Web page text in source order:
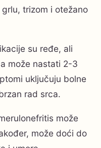
trizom i otežano
su ređe, ali
može nastati 2-3
uključuju bolne
rad srca.
može
može doći do